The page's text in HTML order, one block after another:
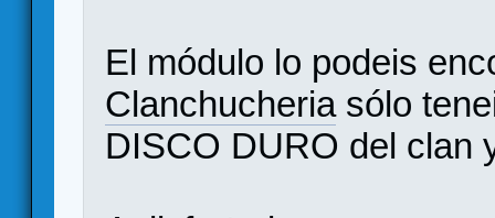
El módulo lo podeis
Clanchucheriasólo
DISCO DURO del clan